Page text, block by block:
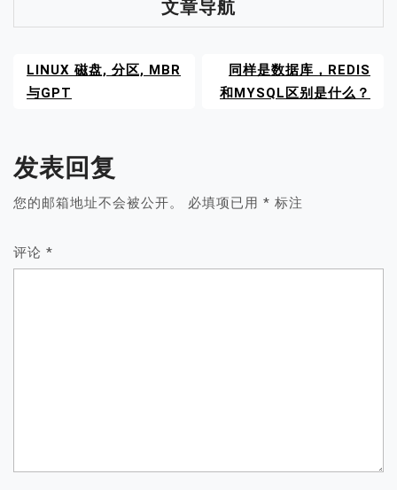
文章导航
LINUX 磁盘, 分区, MBR
与GPT
同样是数据库，REDIS
和MYSQL区别是什么？
发表回复
您的邮箱地址不会被公开。 必填项已用 * 标注
评论 *